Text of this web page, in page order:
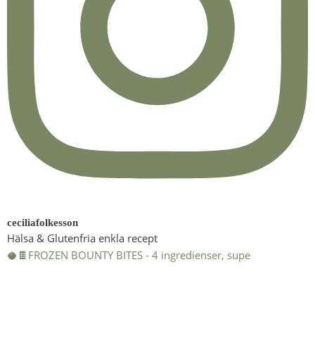
ceciliafolkesson
Hälsa & Glutenfria enkla recept
🥥🍫FROZEN BOUNTY BITES - 4 ingredienser, supe